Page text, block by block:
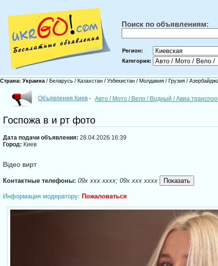
Поиск по объявлениям:
Регион:
Категория:
Страна: Украина / Беларусь / Казахстан / Узбекистан / Молдавия / Грузия /
Объявления Киев - Авто / Мото / Вело / Водный / Авиа
Госпожа в и рт фото
Дата подачи объявления: 28.04.2026 16:39
Город: Киев
Відео вирт
Контактные телефоны: 09x xxx xxxx; 09x xxx xxxx
Информация модератору: Пожаловаться